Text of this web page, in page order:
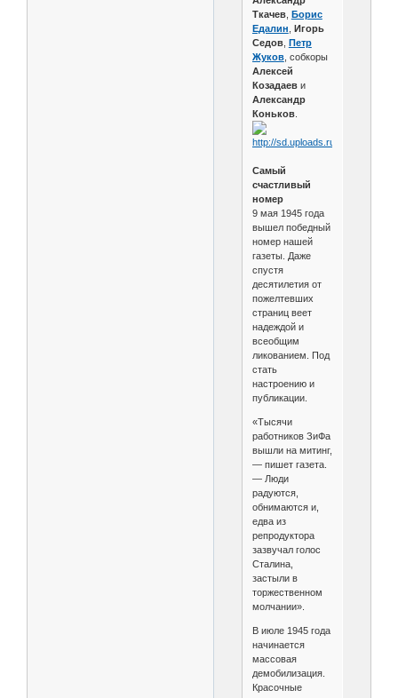
Ткачев,
Борис
Едалин
Игорь
Седов,
Петр
Жуков, собкоры
Алексей
Козадаеви
Александр
Коньков.
Самый
счастливый
номер
9 мая 1945 года
вышел победный
номер нашей
газеты. Даже
спустя
десятилетия от
пожелтевших
страниц веет
надеждой и
всеобщим
ликованием. Под
стать
настроению и
публикации.
«Тысячи
работников ЗиФа
вышли на митинг,
— пишет газета.
— Люди
радуются,
обнимаются и,
едва из
репродуктора
зазвучал голос
Сталина,
застыли в
торжественном
молчании».
В июле 1945 года
начинается
массовая
демобилизация.
Красочные